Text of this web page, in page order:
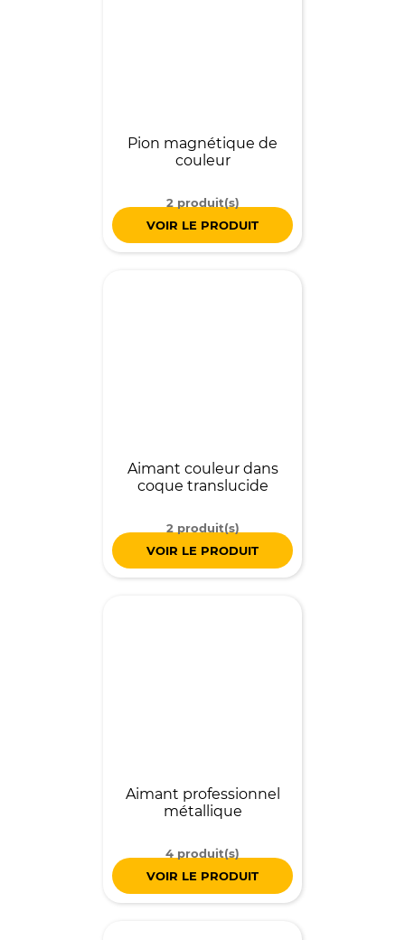
Pion magnétique de
couleur
2 produit(s)
VOIR LE PRODUIT
Aimant couleur dans
coque translucide
2 produit(s)
VOIR LE PRODUIT
Aimant professionnel
métallique
4 produit(s)
VOIR LE PRODUIT